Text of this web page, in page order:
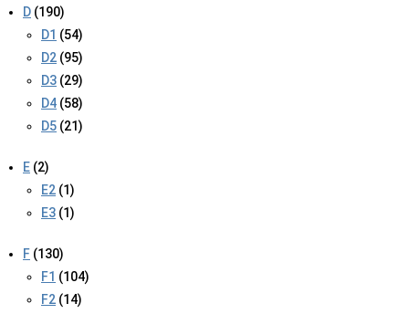
D (190)
D1 (54)
D2 (95)
D3 (29)
D4 (58)
D5 (21)
E (2)
E2 (1)
E3 (1)
F (130)
F1 (104)
F2 (14)